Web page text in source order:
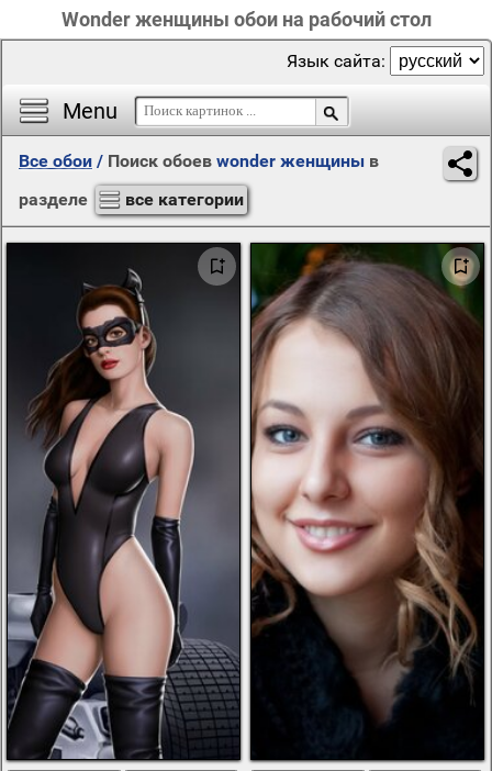
Wonder женщины обои на рабочий стол
Menu
Язык сайта:
Все обои / Поиск обоев wonder женщины в
разделе
все категории